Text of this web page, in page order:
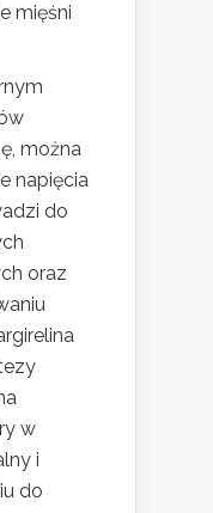
mięśni
można
napięcia
do
oraz
w
i
do